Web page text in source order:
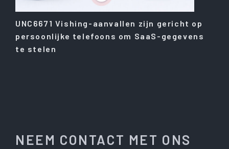
UNC6671 Vishing-aanvallen zijn gericht op
persoonlijke telefoons om SaaS-gegevens
te stelen
NEEM CONTACT MET ONS